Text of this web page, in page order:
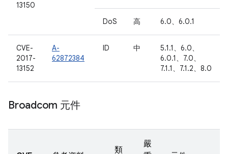
13150
DoS 高 6.0、6.0.1
CVE-
2017-
13152
A-
62872384
ID 中
5.1.1、6.0、
6.0.1、7.0、
7.1.1、7.1.2、8.0
Broadcom 元件
類
嚴